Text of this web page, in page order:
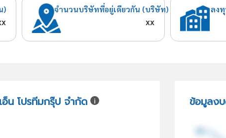
) จำนวนบริษัทที่อยู่เดียวกัน (บริษัท)
xx
ลง
น โปรทีมกรุ๊ป จำกัด ข้อมูลง